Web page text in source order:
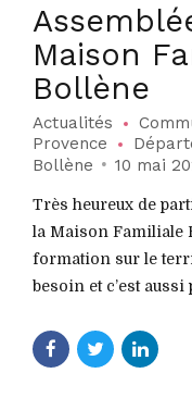
Maison
Bollène
Actualités
Provence
Bollène
10 mai
Très heureux de
la Maison Familiale
formation sur le
besoin et c’est